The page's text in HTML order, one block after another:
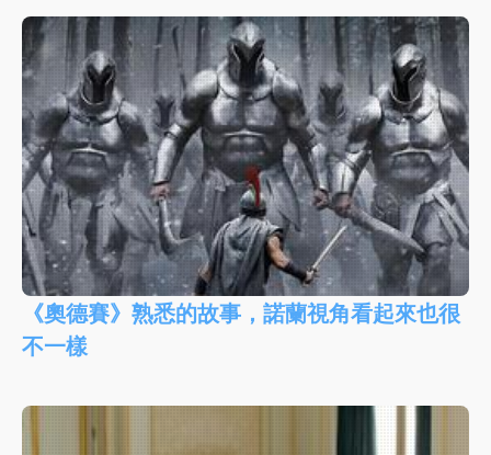
《奧德賽》熟悉的故事，諾蘭視角看起來也很
不一樣